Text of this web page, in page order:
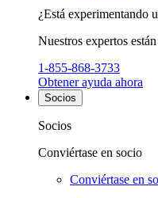
¿Está experimentando
Nuestros expertos
1-855-868-3733
Obtener ayuda ahora
Socios
Socios
Conviértase en socio
Conviértase en